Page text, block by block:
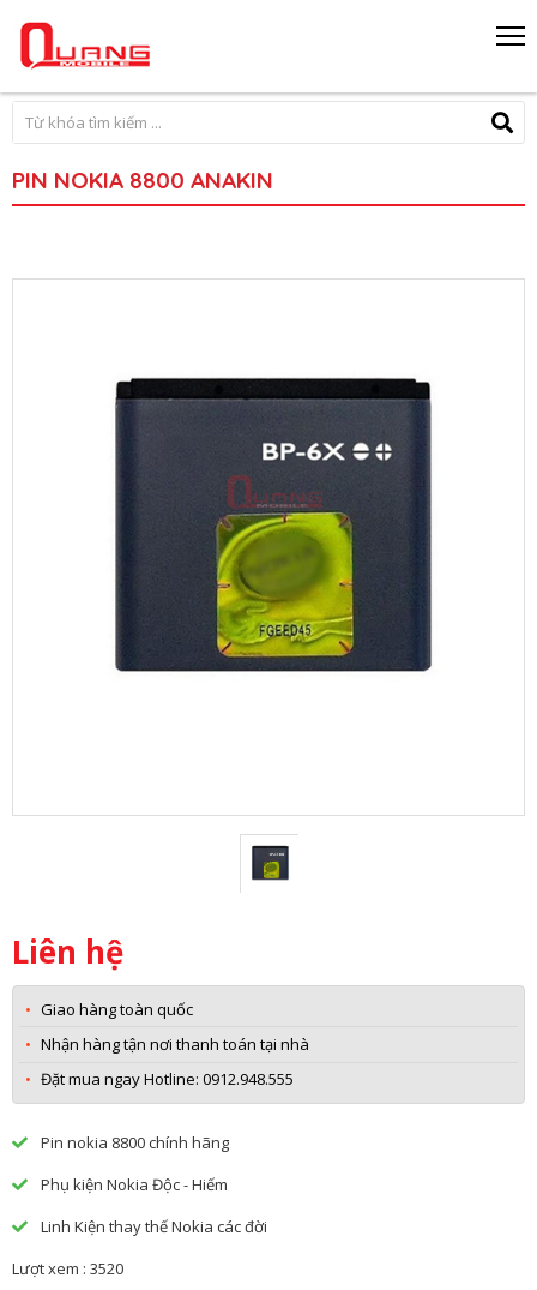
PIN NOKIA 8800 ANAKIN
Liên hệ
Giao hàng toàn quốc
Nhận hàng tận nơi thanh toán tại nhà
Đặt mua ngay Hotline: 0912.948.555
Pin nokia 8800 chính hãng
Phụ kiện Nokia Độc - Hiếm
Linh Kiện thay thế Nokia các đời
Lượt xem : 3520